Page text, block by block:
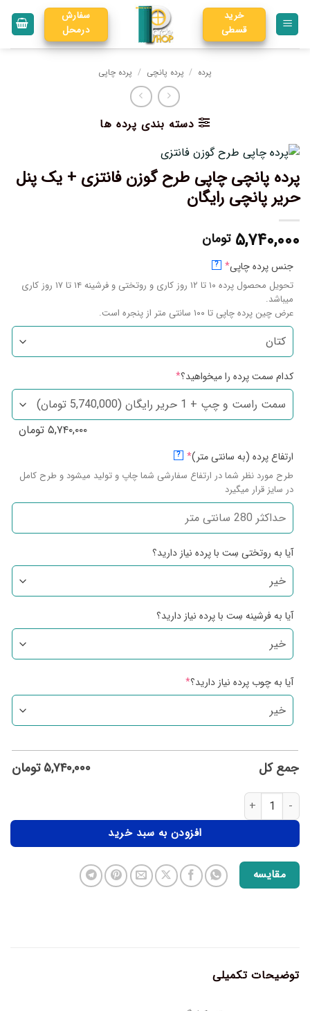
خرید
قسطی
سفارش
درمحل
پرده / پرده پانچی / پرده چاپی
دسته بندی پرده ها
پرده پانچی چاپی طرح گوزن فانتزی + یک پنل
حریر پانچی رایگان
۵,۷۴۰,۰۰۰ تومان
جنس پرده چاپی*
?
تحویل محصول پرده ۱۰ تا ۱۲ روز کاری و روتختی و فرشینه ۱۴ تا ۱۷ روز کاری
میباشد.
عرض چین پرده چاپی تا ۱۰۰ سانتی متر از پنجره است.
کدام سمت پرده را میخواهید؟*
۵,۷۴۰,۰۰۰ تومان
ارتفاع پرده (به سانتی متر)*
?
طرح مورد نظر شما در ارتفاع سفارشی شما چاپ و تولید میشود و طرح کامل
در سایز قرار میگیرد
آیا به روتختی سِت با پرده نیاز دارید؟
آیا به فرشینه سِت با پرده نیاز دارید؟
آیا به چوب پرده نیاز دارید؟*
جمع کل ۵,۷۴۰,۰۰۰ تومان
افزودن به سبد خرید
مقایسه
توضیحات تکمیلی